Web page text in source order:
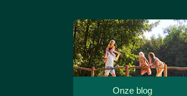
Onze blog